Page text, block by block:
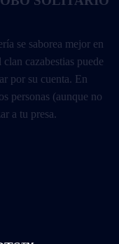
se saborea mejor en
cazabestias puede
por su cuenta. En
personas (aunque no
a tu presa.